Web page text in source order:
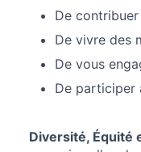
De
De vivre des
De vous
De participer
Diversité, Équité